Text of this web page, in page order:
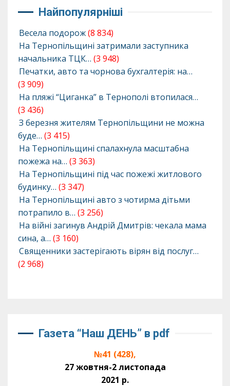
Найпопулярніші
Весела подорож(8 834)
На Тернопільщині затримали заступника
начальника ТЦК… (3 948)
Печатки, авто та чорнова бухгалтерія: на…
(3 909)
На пляжі “Циганка” в Тернополі втопилася…
(3 436)
З березня жителям Тернопільщини не можна
буде… (3 415)
На Тернопільщині спалахнула масштабна
пожежа на… (3 363)
На Тернопільщині під час пожежі житлового
будинку… (3 347)
На Тернопільщині авто з чотирма дітьми
потрапило в… (3 256)
На війні загинув Андрій Дмитрів: чекала мама
сина, а… (3 160)
Священники застерігають вірян від послуг…
(2 968)
Газета “Наш ДЕНЬ” в pdf
№41 (428),
27 жовтня-2 листопада
2021 р.